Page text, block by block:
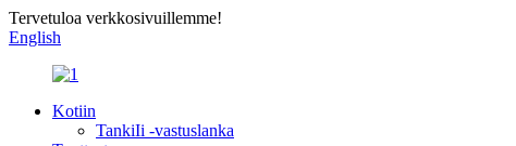
Tervetuloa verkkosivuillemme!
English
Kotiin
TankiIi -vastuslanka